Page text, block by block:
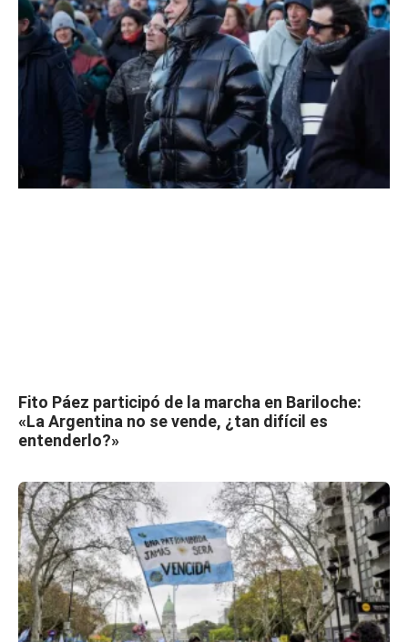
Fito Páez participó de la marcha en Bariloche:
«La Argentina no se vende, ¿tan difícil es
entenderlo?»